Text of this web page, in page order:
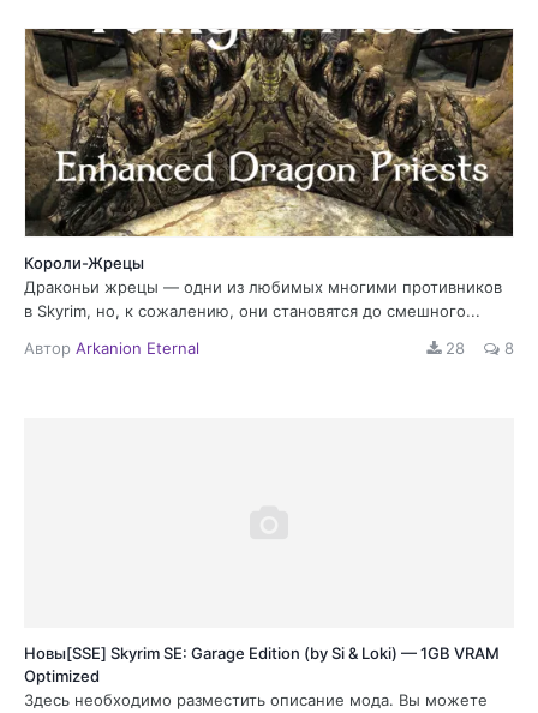
Короли-Жрецы
Драконьи жрецы — одни из любимых многими противников
в Skyrim, но, к сожалению, они становятся до смешного...
Автор Arkanion Eternal 28 8
Новы[SSE] Skyrim SE: Garage Edition (by Si & Loki) — 1GB VRAM
Optimized
Здесь необходимо разместить описание мода. Вы можете